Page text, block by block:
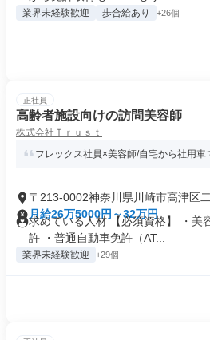
業界未経験歓迎 歩合給あり +26個
正社員
高齢者施設向けの訪問美容師
株式会社Ｔｒｕｓｔ
フレックス社員×美容師/自宅から社用車
〒213-0002神奈川県川崎市高津区
月給26万5000円～32万円
求めている人材 【必須資格】 ・美
許 ・普通自動車免許（AT...
業界未経験歓迎 +29個